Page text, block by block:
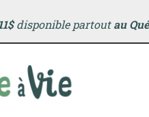
disponible partoutau